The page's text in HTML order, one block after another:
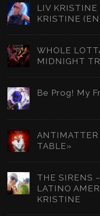
LIV
KRISTINE
WHOLE
MIDNIGHT
Be Prog! My
ANTIMATTER
TABLE»
THE SIRENS
LATINO
KRISTINE